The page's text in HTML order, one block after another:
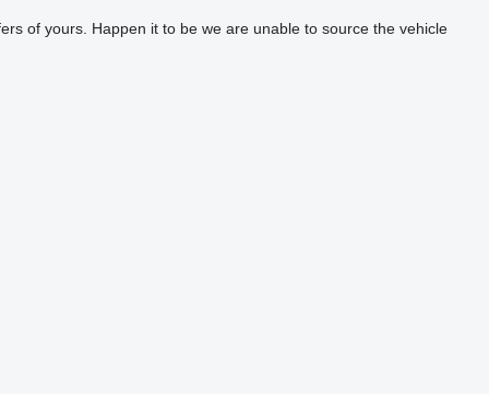
of yours. Happen it to be we are unable to source the vehicle